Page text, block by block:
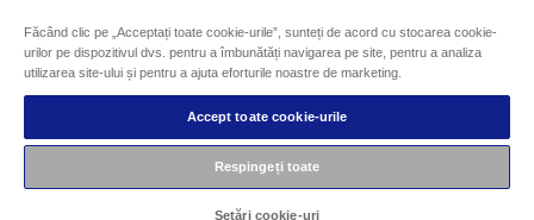
Informaţii despre modulele cookie
Angajamentul Epson pe linie de accesibilitate
Drepturi de autor © 2026 Seiko Epson
Făcând clic pe „Acceptați toate cookie-urile”, sunteți de acord cu stocarea cookie-
urilor pe dispozitivul dvs. pentru a îmbunătăți navigarea pe site, pentru a analiza
utilizarea site-ului și pentru a ajuta eforturile noastre de marketing.
Accept toate cookie-urile
Respingeți toate
Setări cookie-uri